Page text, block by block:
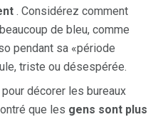
. Considérez comment
de bleu, comme
pendant sa «période
triste ou désespérée.
décorer les bureaux
que les gens sont plus